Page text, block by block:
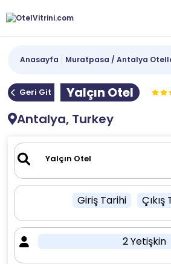
Anasayfa Muratpasa / Antalya
Geri Git
Yalçın Otel
Antalya, Turkey
Giriş Tarihi Çıkış
2 Yetişkin